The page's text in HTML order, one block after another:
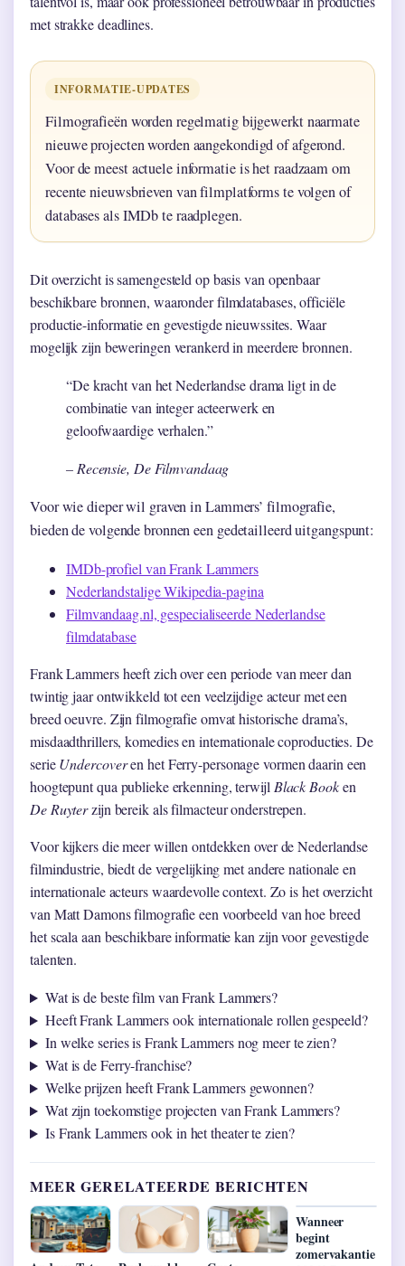
met strakke deadlines.
INFORMATIE-UPDATES
Filmografieën worden regelmatig bijgewerkt naarmate
nieuwe projecten worden aangekondigd of afgerond.
Voor de meest actuele informatie is het raadzaam om
recente nieuwsbrieven van filmplatforms te volgen of
databases als IMDb te raadplegen.
Dit overzicht is samengesteld op basis van openbaar
beschikbare bronnen, waaronder filmdatabases, officiële
productie-informatie en gevestigde nieuwssites. Waar
mogelijk zijn beweringen verankerd in meerdere bronnen.
“De kracht van het Nederlandse drama ligt in de
combinatie van integer acteerwerk en
geloofwaardige verhalen.”
– Recensie, De Filmvandaag
Voor wie dieper wil graven in Lammers’ filmografie,
bieden de volgende bronnen een gedetailleerd uitgangspunt:
IMDb-profiel van Frank Lammers
Nederlandstalige Wikipedia-pagina
Filmvandaag.nl, gespecialiseerde Nederlandse
filmdatabase
Frank Lammers heeft zich over een periode van meer dan
twintig jaar ontwikkeld tot een veelzijdige acteur met een
breed oeuvre. Zijn filmografie omvat historische drama’s,
misdaadthrillers, komedies en internationale coproducties. De
serieUndercoveren het Ferry-personage vormen daarin een
hoogtepunt qua publieke erkenning, terwijl Black Booken
De Ruyterzijn bereik als filmacteur onderstrepen.
Voor kijkers die meer willen ontdekken over de Nederlandse
filmindustrie, biedt de vergelijking met andere nationale en
internationale acteurs waardevolle context. Zo is het overzicht
van Matt Damons filmografie een voorbeeld van hoe breed
het scala aan beschikbare informatie kan zijn voor gevestigde
talenten.
Wat is de beste film van Frank Lammers?
Heeft Frank Lammers ook internationale rollen gespeeld?
In welke series is Frank Lammers nog meer te zien?
Wat is de Ferry-franchise?
Welke prijzen heeft Frank Lammers gewonnen?
Wat zijn toekomstige projecten van Frank Lammers?
Is Frank Lammers ook in het theater te zien?
MEER GERELATEERDE BERICHTEN
Wanneer
begint
zomervakantie